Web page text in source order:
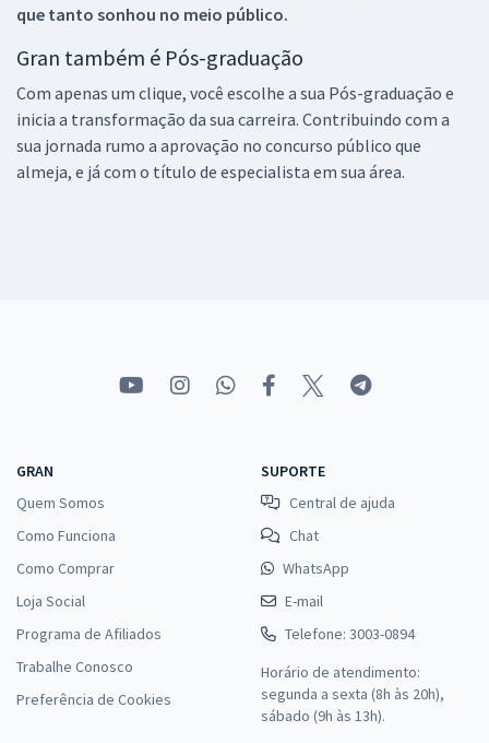
que tanto sonhou no meio público.
Gran também é Pós-graduação
Com apenas um clique, você escolhe a sua Pós-graduação e
inicia a transformação da sua carreira. Contribuindo com a
sua jornada rumo a aprovação no concurso público que
almeja, e já com o título de especialista em sua área.
GRAN
Quem Somos
Como Funciona
Como Comprar
Loja Social
Programa de Afiliados
Trabalhe Conosco
Preferência de Cookies
SUPORTE
Central de ajuda
Chat
WhatsApp
E-mail
Telefone: 3003-0894
Horário de atendimento:
segunda a sexta (8h às 20h),
sábado (9h às 13h).